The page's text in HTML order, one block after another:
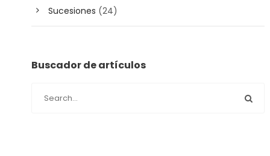
Sucesiones (24)
Buscador de artículos